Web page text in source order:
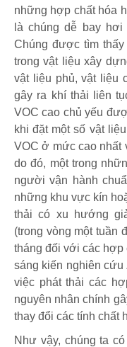
những hợp chất hóa
là chúng dễ bay
Chúng được tìm thấy
trong vật liệu xây
vật liệu phủ, vật liệu
gây ra khí thải liên
VOC cao chủ yếu
khi đặt một số vật
VOC ở mức cao nhất
do đó, một trong
người vận hành
những khu vực kín
thải có xu hướng
(trong vòng một tuần
tháng đối với các hợp
sáng kiến ​​nghiên
việc phát thải các
nguyên nhân chính
thay đổi các tính chất
Như vậy, chúng ta